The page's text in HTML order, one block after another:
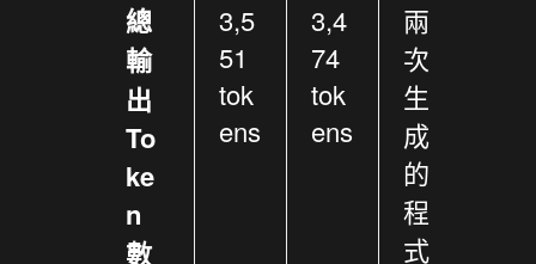
總
輸
出
To
ke
n
數
3,5
51
tok
ens
3,4
74
tok
ens
兩
次
生
成
的
程
式